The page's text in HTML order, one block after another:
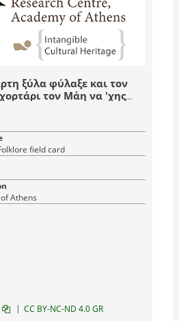
ξύλα φύλαξε και τον
τον Μάη να 'χης
χάσης το ζευγάρι
field card
Athens
| CC BY-NC-ND 4.0 GR